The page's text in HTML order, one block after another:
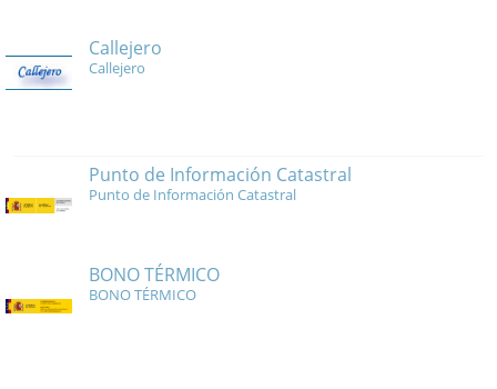
Callejero
Callejero
Punto de Información Catastral
Punto de Información Catastral
BONO TÉRMICO
BONO TÉRMICO